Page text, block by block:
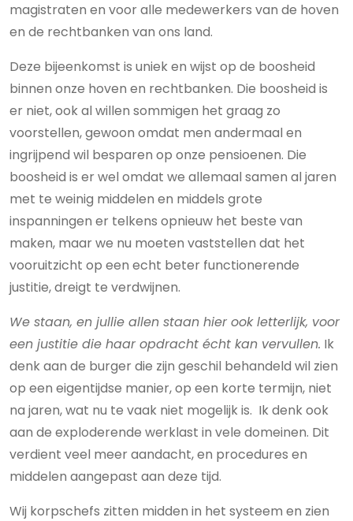
magistraten en voor alle medewerkers van de hoven
en de rechtbanken van ons land.
Deze bijeenkomst is uniek en wijst op de boosheid
binnen onze hoven en rechtbanken. Die boosheid is
er niet, ook al willen sommigen het graag zo
voorstellen, gewoon omdat men andermaal en
ingrijpend wil besparen op onze pensioenen. Die
boosheid is er wel omdat we allemaal samen al jaren
met te weinig middelen en middels grote
inspanningen er telkens opnieuw het beste van
maken, maar we nu moeten vaststellen dat het
vooruitzicht op een echt beter functionerende
justitie, dreigt te verdwijnen.
We staan, en jullie allen staan hier ook letterlijk, voor
een justitie die haar opdracht écht kan vervullen. Ik
denk aan de burger die zijn geschil behandeld wil zien
op een eigentijdse manier, op een korte termijn, niet
na jaren, wat nu te vaak niet mogelijk is. Ik denk ook
aan de exploderende werklast in vele domeinen. Dit
verdient veel meer aandacht, en procedures en
middelen aangepast aan deze tijd.
Wij korpschefs zitten midden in het systeem en zien